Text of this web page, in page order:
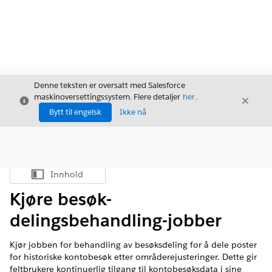
Avslutt
Denne teksten er oversatt med Salesforce
maskinoversettingssystem. Flere detaljer her.
Bytt til engelsk
Ikke nå
Avslutt
Vis innholdsfortegnelse
Innhold
Kjøre besøk-
delingsbehandling-jobber
Kjør jobben for behandling av besøksdeling for å dele poster
for historiske kontobesøk etter områderejusteringer. Dette gir
feltbrukere kontinuerlig tilgang til kontobesøksdata i sine